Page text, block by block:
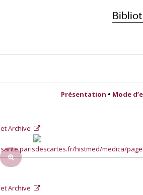
Présentation • Mode
Archive
histmed/medica/
Archive